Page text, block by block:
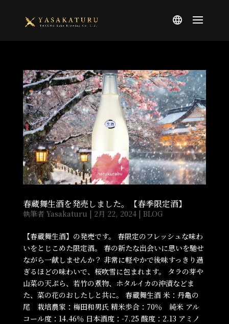
春蔵舞生酒を発売しました。【春季限定酒】
執筆者 Yasakaturu | 2月 22, 2024| BLOG
【春蔵舞生酒】の発売です。 春限定のフレッシュな味わ
いをとじこめた限定酒。 春の新たな出会いに思いを馳せ
ながら一献しませんか？ 非常に軽やかで後味すっきり過
ぎるほどの味わいで、桜吹雪に包まれます。 タラの芽や
山菜の天ぷら、若竹の煮物、ホタルイカの沖漬などま
た、菜の花のおしたしと共に。 春蔵舞生酒 米：丹亀の
尾 栽培農家：梅田和男氏 精米歩合：70％ 純米 アル
コール度：14.46％ 日本酒度：-7.25 酸度：2.13 アミノ